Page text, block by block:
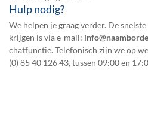
Hulp nodig?
We helpen je graag verder. De
krijgen is via e-mail:
chatfunctie. Telefonisch zijn we op
(0) 85 40 126 43, tussen 09:00 en